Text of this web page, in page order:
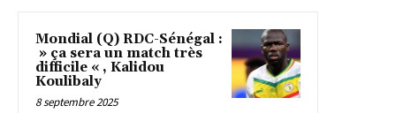
Mondial (Q) RDC-Sénégal :
» ça sera un match très
difficile « , Kalidou
Koulibaly
8 septembre 2025